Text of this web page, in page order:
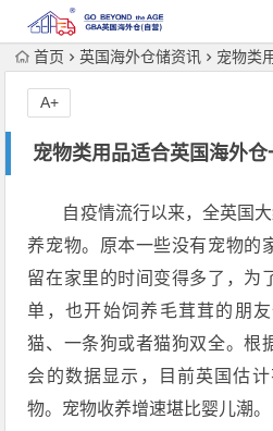
首页 英国海外仓储资讯 宠物类
宠物类用品适合英国海外
A+
自疫情流行以来，全英国
养宠物。原本一些没有宠物的
留在家里的时间变得多了，为
单，也开始饲养毛茸茸的朋
猫、一条狗或者猫狗双全。根
会的数据显示，目前英国估
物。宠物收养增速堪比婴儿潮。